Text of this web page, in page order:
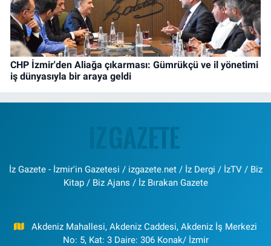
CHP İzmir'den Aliağa çıkarması: Gümrükçü ve il yönetimi
iş dünyasıyla bir araya geldi
İz Gazete - İzmir'in Gazetesi / izgazete.net / İz Dergi / İzTV / Biz
Kitap / Biz Ajans / İz Bırakan Gazete
Akdeniz Mahallesi, Akdeniz Caddesi, Akdeniz İş Merkezi
No: 5, Kat: 3 Daire: 306 Konak/ İzmir